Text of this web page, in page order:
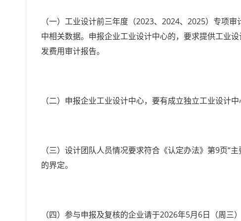
（一）工业设计前三年度（2023、2024、2025）专项
中相关数据。申报企业工业设计中心的，要求提供工业
发费用审计报告。
（二）申报企业工业设计中心，要有成立独立工业设计
（三）设计团队人员情况要求符合《认定办法》第9页“
的界定。
（四）参与申报及复核的企业请于2026年5月6日（周